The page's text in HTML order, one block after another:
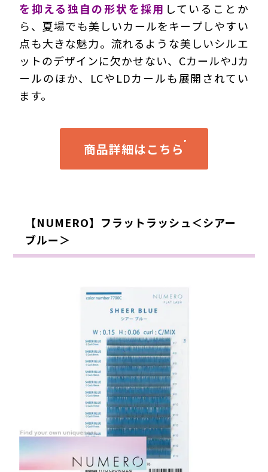
を抑える独自の形状を採用 していることか
ら、夏場でも美しいカールをキープしやすい
点も大きな魅力。流れるような美しいシルエ
ットのデザインに欠かせない、CカールやJカ
ールのほか、LCやLDカールも展開されてい
ます。
商品詳細はこちら
【NUMERO】フラットラッシュ＜シアー
ブルー＞